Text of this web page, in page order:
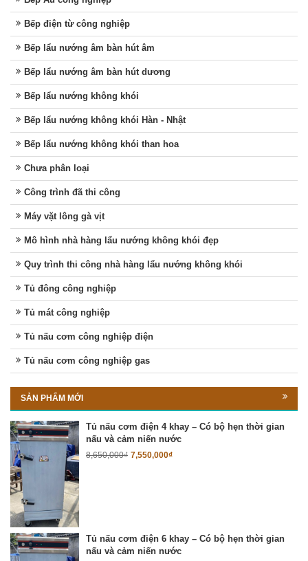
Bếp điện từ công nghiệp
Bếp lẩu nướng âm bàn hút âm
Bếp lẩu nướng âm bàn hút dương
Bếp lẩu nướng không khói
Bếp lẩu nướng không khói Hàn - Nhật
Bếp lẩu nướng không khói than hoa
Chưa phân loại
Công trình đã thi công
Máy vặt lông gà vịt
Mô hình nhà hàng lẩu nướng không khói đẹp
Quy trình thi công nhà hàng lẩu nướng không khói
Tủ đông công nghiệp
Tủ mát công nghiệp
Tủ nấu cơm công nghiệp điện
Tủ nấu cơm công nghiệp gas
SẢN PHẨM MỚI
Tủ nấu cơm điện 4 khay – Có bộ hẹn thời gian
nấu và cảm niến nước
8,650,000₫ 7,550,000₫
Tủ nấu cơm điện 6 khay – Có bộ hẹn thời gian
nấu và cảm niến nước